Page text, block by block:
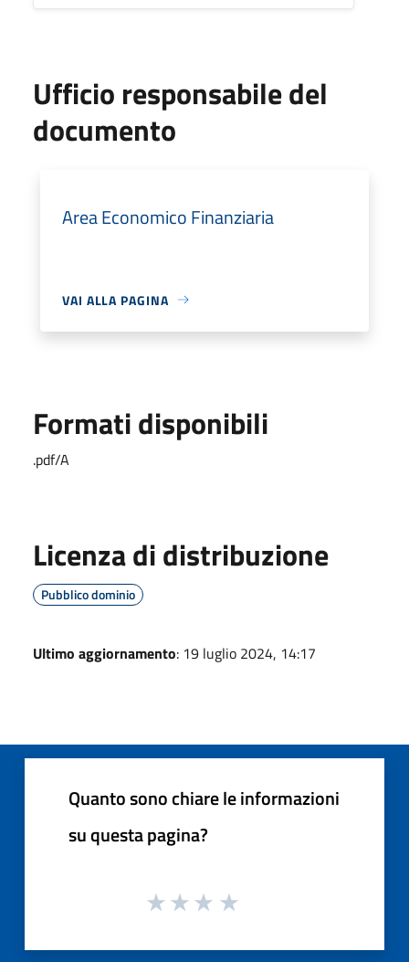
Ufficio responsabile del
documento
Area Economico Finanziaria
VAI ALLA PAGINA
Formati disponibili
.pdf/A
Licenza di distribuzione
Pubblico dominio
Ultimo aggiornamento: 19 luglio 2024, 14:17
Quanto sono chiare le informazioni
su questa pagina?